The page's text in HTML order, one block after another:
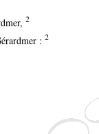
2
: 2